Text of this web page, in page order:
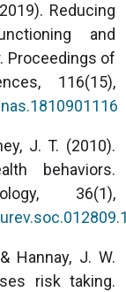
Reducing
and
Proceedings of
116(15),
J. T. (2010).
behaviors.
36(1),
Hannay, J. W.
risk taking.